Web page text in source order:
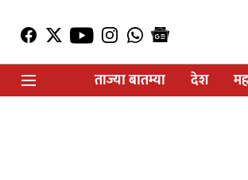
ताज्या बातम्या
देश